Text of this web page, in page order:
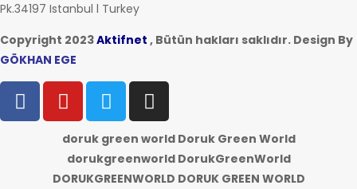
Pk.34197 Istanbul l Turkey
Copyright 2023Aktifnet , Bütün hakları saklıdır. Design By
GÖKHAN EGE
doruk green world Doruk Green World
dorukgreenworld DorukGreenWorld
DORUKGREENWORLD DORUK GREEN WORLD